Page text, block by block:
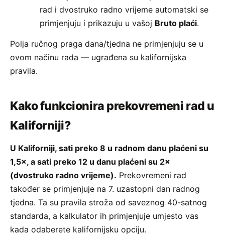
rad i dvostruko radno vrijeme automatski se
primjenjuju i prikazuju u vašoj Bruto plaći.
Polja ručnog praga dana/tjedna ne primjenjuju se u
ovom načinu rada — ugrađena su kalifornijska
pravila.
Kako funkcionira prekovremeni rad u
Kaliforniji?
U Kaliforniji, sati preko 8 u radnom danu plaćeni su
1,5×, a sati preko 12 u danu plaćeni su 2×
(dvostruko radno vrijeme). Prekovremeni rad
također se primjenjuje na 7. uzastopni dan radnog
tjedna. Ta su pravila stroža od saveznog 40-satnog
standarda, a kalkulator ih primjenjuje umjesto vas
kada odaberete kalifornijsku opciju.